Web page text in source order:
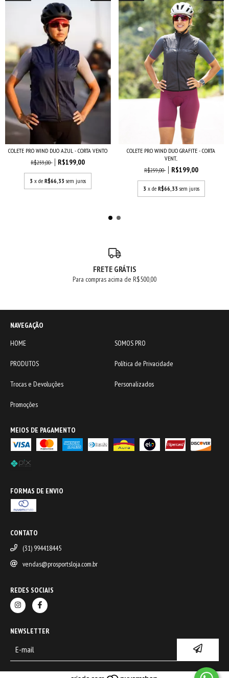
COLETE PRO WIND DUO AZUL - CORTA VENTO
R$259,00
R$199,00
3 x deR$66,33 sem juros
COLETE PRO WIND DUO GRAFITE - CORTA
VENT...
R$259,00
R$199,00
3 x de R$66,33 sem juros
FRETE GRÁTIS
Para compras acima de R$500,00
NAVEGAÇÃO
HOME
SOMOS PRO
PRODUTOS Política de Privacidade
Trocas e Devoluções Personalizados
Promoções
MEIOS DE PAGAMENTO
FORMAS DE ENVIO
CONTATO
(31) 994418445
vendas@prosportsloja.com.br
REDES SOCIAIS
NEWSLETTER